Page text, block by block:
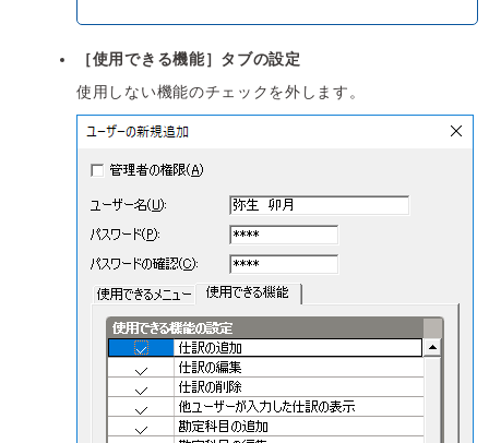
［使用できる機能］タブの設定
使用しない機能のチェックを外します。